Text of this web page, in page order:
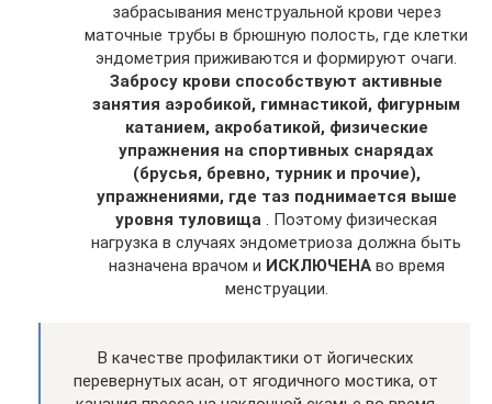
забрасывания менструальной крови через
маточные трубы в брюшную полость, где клетки
эндометрия приживаются и формируют очаги.
Забросу крови способствуют активные
занятия аэробикой, гимнастикой, фигурным
катанием, акробатикой, физические
упражнения на спортивных снарядах
(брусья, бревно, турник и прочие),
упражнениями, где таз поднимается выше
уровня туловища . Поэтому физическая
нагрузка в случаях эндометриоза должна быть
назначена врачом и ИСКЛЮЧЕНАво время
менструации.
В качестве профилактики от йогических
перевернутых асан, от ягодичного мостика, от